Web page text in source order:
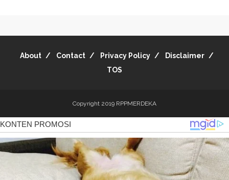
About Contact Privacy Policy
Disclaimer
TOS
Copyright 2019 RPPMERDEKA